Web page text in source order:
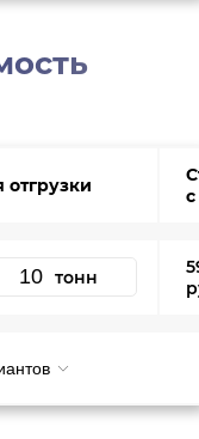
отгрузки
тонн